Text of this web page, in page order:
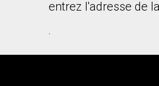
entrez l'adresse de
.